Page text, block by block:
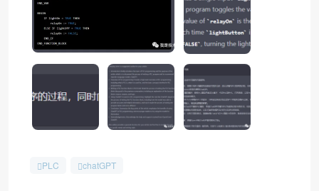
PLC chatGPT